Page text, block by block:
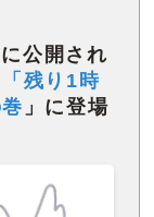
公開され
残り1時
」に登場